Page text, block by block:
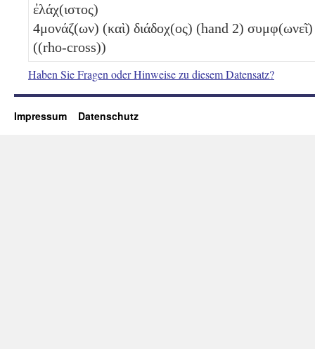
ἐλάχ(ιστος)
4μονάζ(ων) (καὶ) διάδοχ(ος) (hand 2) συμφ(ωνεῖ)
((rho-cross))
Haben Sie Fragen oder Hinweise zu diesem Datensatz?
Impressum Datenschutz